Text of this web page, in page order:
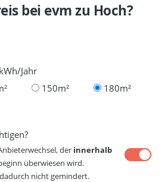
bei evmzu Hoch?
Jahr
150m²
180m²
der innerhalb
überwiesen wird.
nicht gemindert.